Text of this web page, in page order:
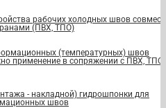
рабочих холодных швов
(ПВХ, ТПО)
(температурных) швов
применение в сопряжении с ПВХ, ТПО
- накладной) гидрошпонки для
швов